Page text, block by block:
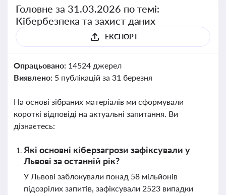
Головне за 31.03.2026 по темі:
Кібербезпека та захист даних
ЕКСПОРТ
Опрацьовано: 14524 джерел
Виявлено: 5 публікацій за 31 березня
На основі зібраних матеріалів ми сформували
короткі відповіді на актуальні запитання. Ви
дізнаєтесь:
Які основні кіберзагрози зафіксували у
Львові за останній рік?
У Львові заблокували понад 58 мільйонів
підозрілих запитів, зафіксували 2523 випадки